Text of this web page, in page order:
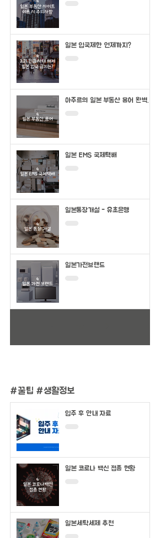
일본 입국제한 언제까지?
아주르의 일본 부동산 용어 완벽정
일본 EMS 국제택배
일본통장개설 - 유초은행
일본가전브랜드
#꿀팁 #생활정보
입주 후 안내 자료
일본 코로나 백신 접종 현황
일본세탁세제 추천